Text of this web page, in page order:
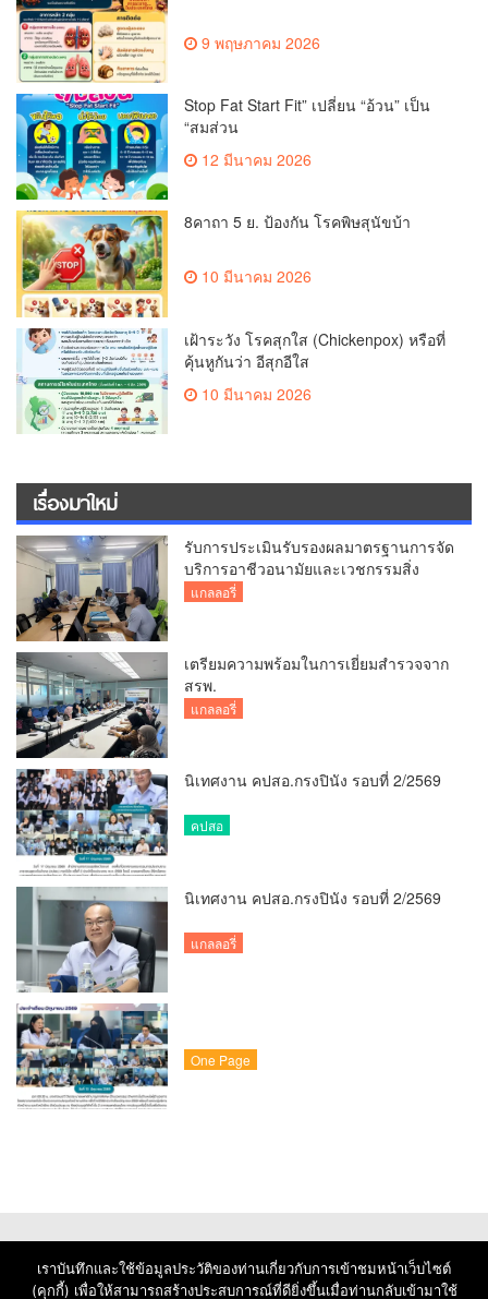
9 พฤษภาคม 2026
Stop Fat Start Fit” เปลี่ยน “อ้วน” เป็น
“สมส่วน
12 มีนาคม 2026
8คาถา 5 ย. ป้องกัน โรคพิษสุนัขบ้า
10 มีนาคม 2026
เฝ้าระวัง โรคสุกใส (Chickenpox) หรือที่
คุ้นหูกันว่า อีสุกอีใส
10 มีนาคม 2026
เรื่องมาใหม่
รับการประเมินรับรองผลมาตรฐานการจัด
บริการอาชีวอนามัยและเวชกรรมสิ่ง
แวดล้อม
แกลลอรี่
เตรียมความพร้อมในการเยี่ยมสำรวจจาก
สรพ.
แกลลอรี่
นิเทศงาน คปสอ.กรงปินัง รอบที่ 2/2569
คปสอ
นิเทศงาน คปสอ.กรงปินัง รอบที่ 2/2569
แกลลอรี่
One Page
เราบันทึกและใช้ข้อมูลประวัติของท่านเกี่ยวกับการเข้าชมหน้าเว็บไซต์
(คุกกี้) เพื่อให้สามารถสร้างประสบการณ์ที่ดียิ่งขึ้นเมื่อท่านกลับเข้ามาใช้